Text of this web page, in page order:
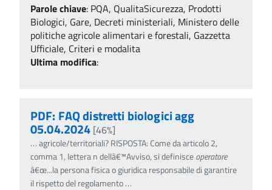
Parole chiave: PQA, QualitaSicurezza, Prodotti
Biologici, Gare, Decreti ministeriali, Ministero delle
politiche agricole alimentari e forestali, Gazzetta
Ufficiale, Criteri e modalita
Ultima modifica:
PDF: FAQ distretti biologici agg
05.04.2024 [46%]
…agricole/territoriali? RISPOSTA: Come da articolo 2,
comma 1, lettera n dellâ€™Avviso, si definisceoperatore
â€œ...la persona fisica o giuridica responsabile di garantire
il rispetto del regolamento…